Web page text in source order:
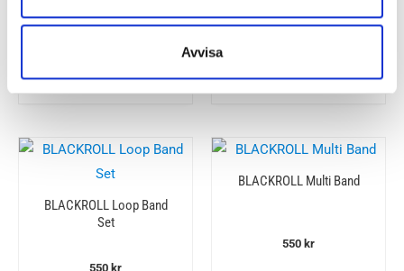
Avvisa
Roller
BLACKROLL Loop Band
Set
550 kr
BLACKROLL Multi Band
550 kr